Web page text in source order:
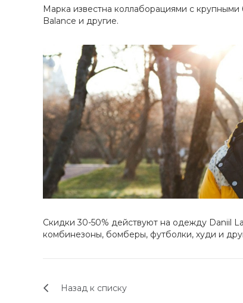
Марка известна коллаборациями с
Balance и другие.
Скидки 30-50% действуют на одежду Daniil
комбинезоны, бомберы, футболки, худи и
Назад к списку